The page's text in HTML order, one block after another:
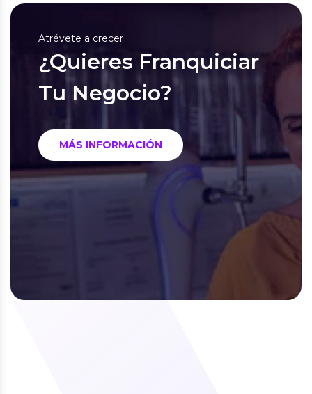
Atrévete a crecer
¿Quieres Franquiciar
Tu Negocio?
MÁS INFORMACIÓN